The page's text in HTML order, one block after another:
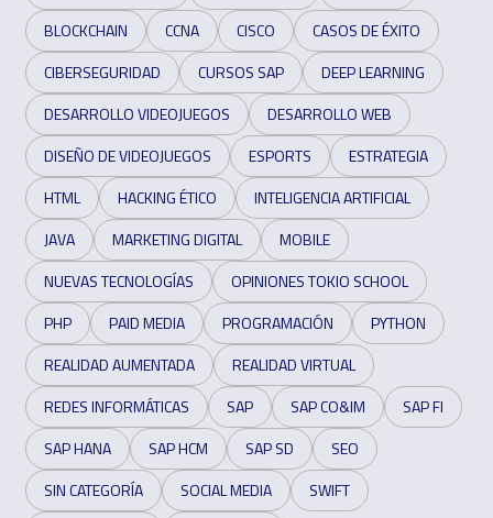
BLOCKCHAIN
CCNA CISCO
CASOS DE ÉXITO
CIBERSEGURIDAD
CURSOS SAP
DEEP LEARNING
DESARROLLO VIDEOJUEGOS
DESARROLLO WEB
DISEÑO DE VIDEOJUEGOS
ESPORTS
ESTRATEGIA
HTML
HACKING ÉTICO
INTELIGENCIA ARTIFICIAL
JAVA
MARKETING DIGITAL
MOBILE
NUEVAS TECNOLOGÍAS
OPINIONES TOKIO SCHOOL
PHP
PAID MEDIA PROGRAMACIÓN
PYTHON
REALIDAD AUMENTADA
REALIDAD VIRTUAL
REDES INFORMÁTICAS
SAP SAP CO&IM
SAP FI
SAP HANA
SAP HCM SAP SD
SEO
SIN CATEGORÍA
SOCIAL MEDIA
SWIFT